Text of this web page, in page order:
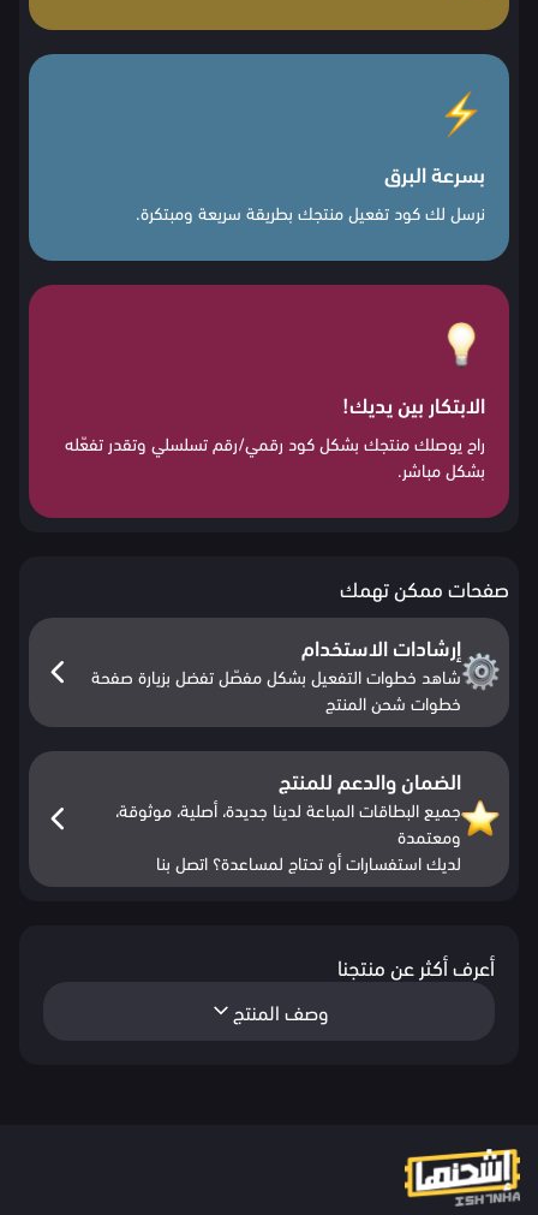
بسرعة البرق
نرسل لك كود تفعيل منتجك بطريقة سريعة ومبتكرة.
الابتكار بين يديك!
راح يوصلك منتجك بشكل كود رقمي/رقم تسلسلي وتقدر تفعّله
بشكل مباشر.
صفحات ممكن تهمك
إرشادات الاستخدام
شاهد خطوات التفعيل بشكل مفصّل تفضل بزيارة صفحة
خطوات شحن المنتج
الضمان والدعم للمنتج
جميع البطاقات المباعة لدينا جديدة، أصلية، موثوقة،
ومعتمدة
لديك استفسارات أو تحتاج لمساعدة؟ اتصل بنا
أعرف أكثر عن منتجنا
وصف المنتج